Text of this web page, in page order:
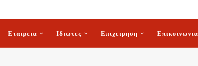
Εταιρεια Ιδιωτες Επιχειρηση Επικοινωνια